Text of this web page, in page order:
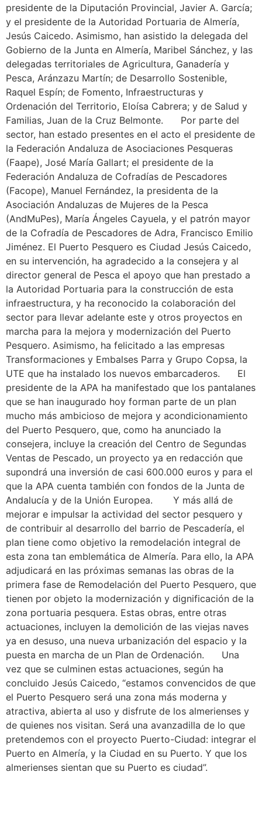
presidente de la Diputación Provincial, Javier A. García;
y el presidente de la Autoridad Portuaria de Almería,
Jesús Caicedo. Asimismo, han asistido la delegada del
Gobierno de la Junta en Almería, Maribel Sánchez, y las
delegadas territoriales de Agricultura, Ganadería y
Pesca, Aránzazu Martín; de Desarrollo Sostenible,
Raquel Espín; de Fomento, Infraestructuras y
Ordenación del Territorio, Eloísa Cabrera; y de Salud y
Familias, Juan de la Cruz Belmonte. Por parte del
sector, han estado presentes en el acto el presidente de
la Federación Andaluza de Asociaciones Pesqueras
(Faape), José María Gallart; el presidente de la
Federación Andaluza de Cofradías de Pescadores
(Facope), Manuel Fernández, la presidenta de la
Asociación Andaluzas de Mujeres de la Pesca
(AndMuPes), María Ángeles Cayuela, y el patrón mayor
de la Cofradía de Pescadores de Adra, Francisco Emilio
Jiménez. El Puerto Pesquero es Ciudad Jesús Caicedo,
en su intervención, ha agradecido a la consejera y al
director general de Pesca el apoyo que han prestado a
la Autoridad Portuaria para la construcción de esta
infraestructura, y ha reconocido la colaboración del
sector para llevar adelante este y otros proyectos en
marcha para la mejora y modernización del Puerto
Pesquero. Asimismo, ha felicitado a las empresas
Transformaciones y Embalses Parra y Grupo Copsa, la
UTE que ha instalado los nuevos embarcaderos. El
presidente de la APA ha manifestado que los pantalanes
que se han inaugurado hoy forman parte de un plan
mucho más ambicioso de mejora y acondicionamiento
del Puerto Pesquero, que, como ha anunciado la
consejera, incluye la creación del Centro de Segundas
Ventas de Pescado, un proyecto ya en redacción que
supondrá una inversión de casi 600.000 euros y para el
que la APA cuenta también con fondos de la Junta de
Andalucía y de la Unión Europea. Y más allá de
mejorar e impulsar la actividad del sector pesquero y
de contribuir al desarrollo del barrio de Pescadería, el
plan tiene como objetivo la remodelación integral de
esta zona tan emblemática de Almería. Para ello, la APA
adjudicará en las próximas semanas las obras de la
primera fase de Remodelación del Puerto Pesquero, que
tienen por objeto la modernización y dignificación de la
zona portuaria pesquera. Estas obras, entre otras
actuaciones, incluyen la demolición de las viejas naves
ya en desuso, una nueva urbanización del espacio y la
puesta en marcha de un Plan de Ordenación. Una
vez que se culminen estas actuaciones, según ha
concluido Jesús Caicedo, “estamos convencidos de que
el Puerto Pesquero será una zona más moderna y
atractiva, abierta al uso y disfrute de los almerienses y
de quienes nos visitan. Será una avanzadilla de lo que
pretendemos con el proyecto Puerto-Ciudad: integrar el
Puerto en Almería, y la Ciudad en su Puerto. Y que los
almerienses sientan que su Puerto es ciudad”.